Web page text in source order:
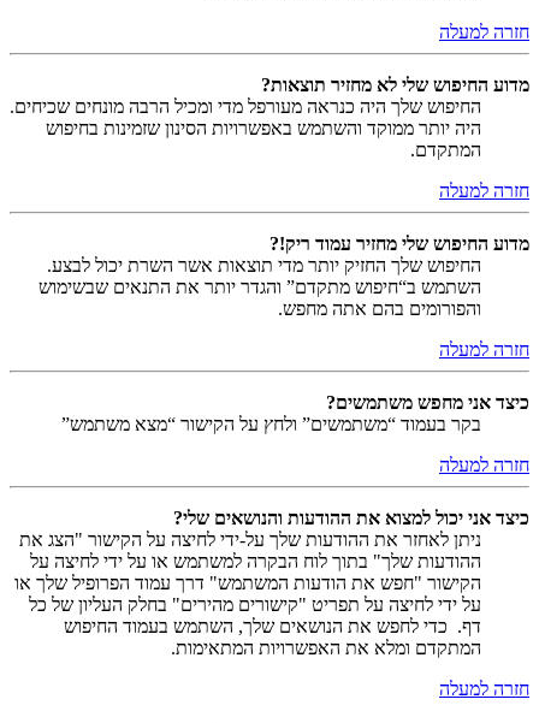
חזרה למעלה
מדוע החיפוש שלי לא מחזיר תוצאות?
החיפוש שלך היה כנראה מעורפל מדי ומכיל הרבה מונחים שכיחים.
היה יותר ממוקד והשתמש באפשרויות הסינון שזמינות בחיפוש
המתקדם.
חזרה למעלה
מדוע החיפוש שלי מחזיר עמוד ריק!?
החיפוש שלך החזיק יותר מדי תוצאות אשר השרת יכול לבצע.
השתמש ב“חיפוש מתקדם” והגדר יותר את התנאים שבשימוש
והפורומים בהם אתה מחפש.
חזרה למעלה
כיצד אני מחפש משתמשים?
בקר בעמוד “משתמשים” ולחץ על הקישור “מצא משתמש”
חזרה למעלה
כיצד אני יכול למצוא את ההודעות והנושאים שלי?
ניתן לאחזר את ההודעות שלך על-ידי לחיצה על הקישור "הצג את
ההודעות שלך" בתוך לוח הבקרה למשתמש או על ידי לחיצה על
הקישור "חפש את הודעות המשתמש" דרך עמוד הפרופיל שלך או
על ידי לחיצה על תפריט "קישורים מהירים" בחלק העליון של כל
דף. כדי לחפש את הנושאים שלך, השתמש בעמוד החיפוש
המתקדם ומלא את האפשרויות המתאימות.
חזרה למעלה